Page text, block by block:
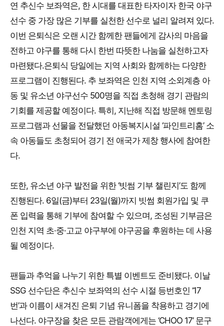
연 추신수 보좌역은, 한 시대를 대표한 타자이자 한국 야구
선수 중 가장 많은 기부를 실천한 선수로 널리 알려져 있다.
이번 은퇴식은 오랜 시간 함께한 팬들에게 감사의 마음을
전하고 야구를 통해 다시 한번 따뜻한 나눔을 실천하고자
마련됐다.은퇴식 당일에는 지역 사회와 함께하는 다양한
프로그램이 진행된다. 추 보좌역은 인천 지역 소외계층 아
동 및 유소년 야구선수 500명을 직접 초청해 경기 관람의
기회를 제공할 예정이다. 특히, 지난해 직접 방문해 멘토링
프로그램과 선물을 전달했던 아동복지시설 ‘파인트리홈’ 소
속 아동들도 초청되어 경기 전 애국가 제창 행사에 참여한
다.
또한, 유소년 야구 발전을 위한 ‘빗썸 기부 챌린지’도 함께
진행된다. 6일(금)부터 23일(월)까지 빗썸 회원가입 및 쿠
폰 입력을 통해 기부에 참여할 수 있으며, 조성된 기부금은
인천 지역 초·중·고교 야구부에 야구공을 후원하는 데 사용
될 예정이다.
팬들과 추억을 나누기 위한 특별 이벤트도 준비됐다. 이날
SSG 선수단은 추신수 보좌역의 선수 시절 등번호인 ‘17
번’과 이름이 새겨진 은퇴 기념 유니폼을 착용하고 경기에
나선다. 야구장을 찾은 모든 관람객에게는 ‘CHOO 17’ 문구